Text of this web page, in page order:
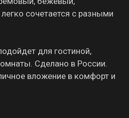
сочетается с разными
для гостиной,
Сделано в России.
вложение в комфорт и